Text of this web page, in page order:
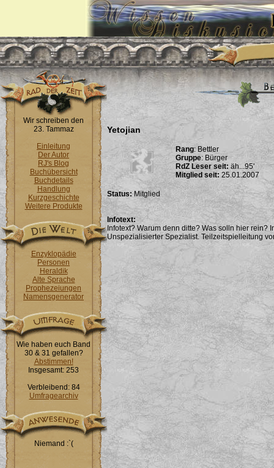
Wir schreiben den
23. Tammaz
Einleitung
Der Autor
RJ's Blog
Buchübersicht
Buchdetails
Handlung
Kurzgeschichte
Weitere Produkte
Enzyklopädie
Personen
Heraldik
Alte Sprache
Prophezeiungen
Namensgenerator
Wie haben euch Band
30 & 31 gefallen?
Abstimmen!
Insgesamt: 253
Verbleibend: 84
Umfragearchiv
Niemand :`(
Yetojian
Rang: Bettler
Gruppe: Bürger
RdZ Leser seit: äh...95'
Mitglied seit: 25.01.2007
Status:Mitglied
Infotext:
Infotext? Warum denn ditte? Was solln hier rein?
Unspezialisierter Spezialist. Teilzeitspielleitung